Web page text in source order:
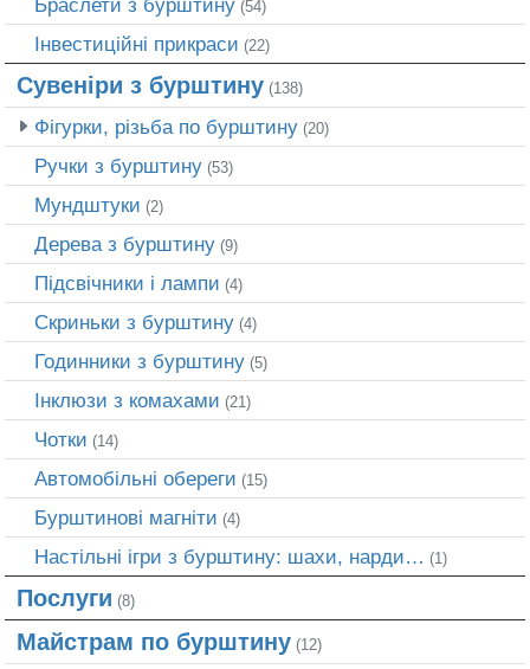
(54)
Інвестиційні прикраси (22)
Сувеніри з бурштину (138)
Фігурки, різьба по бурштину (20)
Ручки з бурштину (53)
Мундштуки (2)
Дерева з бурштину (9)
Підсвічники і лампи (4)
Скриньки з бурштину (4)
Годинники з бурштину (5)
Інклюзи з комахами (21)
Чотки (14)
Автомобільні обереги (15)
Бурштинові магніти (4)
Настільні ігри з бурштину: шахи, нарди… (1)
Послуги (8)
Майстрам по бурштину (12)